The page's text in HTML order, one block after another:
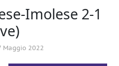
Imolese 2-1
Maggio 2022